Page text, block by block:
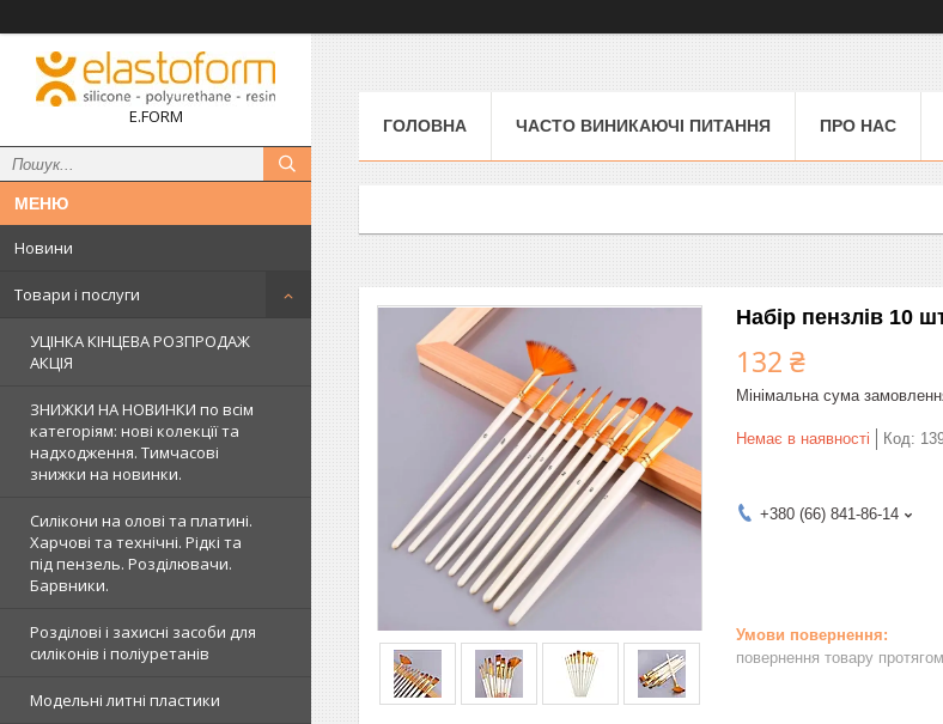
E.FORM
Новини
Товари і послуги
УЦІНКА КІНЦЕВА РОЗПРОДАЖ
АКЦІЯ
ЗНИЖКИ НА НОВИНКИ по всім
категоріям: нові колекцїї та
надходження. Тимчасові
знижки на новинки.
Силікони на олові та платині.
Харчові та технічні. Рідкі та
під пензель. Розділювачи.
Барвники.
Розділові і захисні засоби для
силіконів і поліуретанів
Модельні литні пластики
ГОЛОВНА ЧАСТО ВИНИКАЮЧІ ПИТАННЯ ПРО НАС
Набір пензлів 10
132 ₴
Мінімальна сума
Немає в наявності Код:
+380 (66) 841-86-14
повернення товару